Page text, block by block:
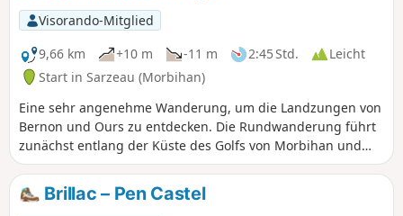
Visorando-Mitglied
9,66 km
+10 m -11 m 2:45 Std.
Leicht
Start in Sarzeau (Morbihan)
Eine sehr angenehme Wanderung, um die Landzungen von
Bernon und Ours zu entdecken. Die Rundwanderung führt
zunächst entlang der Küste des Golfs von Morbihan und
auf dem Rückweg durch die Landschaft.
Brillac – Pen Castel